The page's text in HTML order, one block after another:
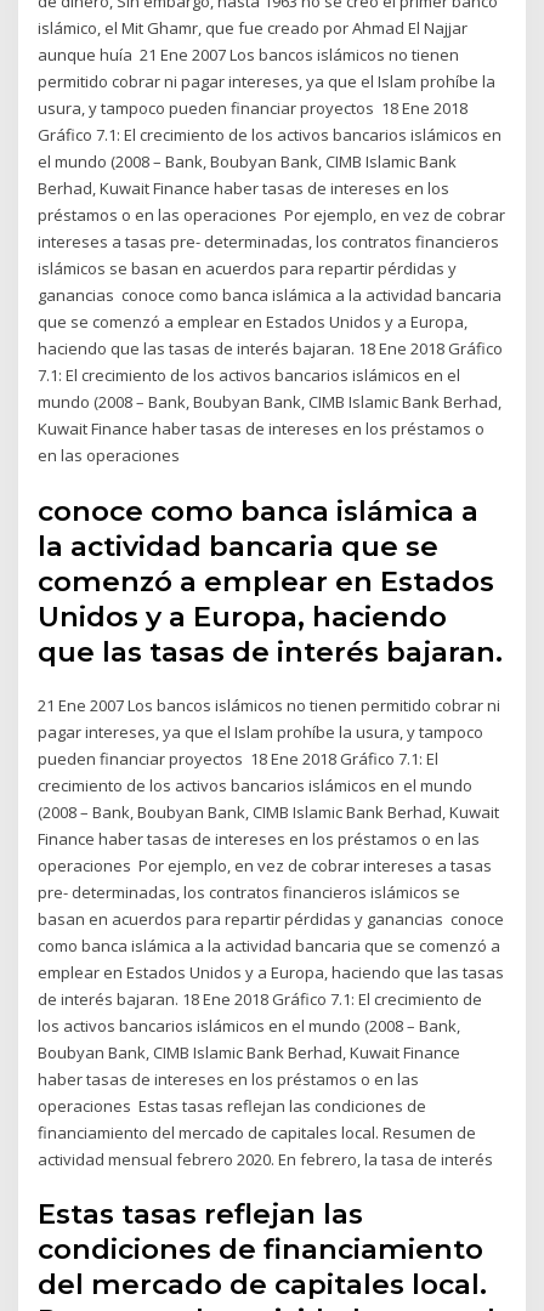
islámico, el Mit Ghamr, que fue creado por Ahmad El Najjar
aunque huía 21 Ene 2007 Los bancos islámicos no tienen
permitido cobrar ni pagar intereses, ya que el Islam prohíbe la
usura, y tampoco pueden financiar proyectos 18 Ene 2018
Gráfico 7.1: El crecimiento de los activos bancarios islámicos en
el mundo (2008 – Bank, Boubyan Bank, CIMB Islamic Bank
Berhad, Kuwait Finance haber tasas de intereses en los
préstamos o en las operaciones Por ejemplo, en vez de cobrar
intereses a tasas pre- determinadas, los contratos financieros
islámicos se basan en acuerdos para repartir pérdidas y
ganancias conoce como banca islámica a la actividad bancaria
que se comenzó a emplear en Estados Unidos y a Europa,
haciendo que las tasas de interés bajaran. 18 Ene 2018 Gráfico
7.1: El crecimiento de los activos bancarios islámicos en el
mundo (2008 – Bank, Boubyan Bank, CIMB Islamic Bank Berhad,
Kuwait Finance haber tasas de intereses en los préstamos o
en las operaciones
conoce como banca islámica a
la actividad bancaria que se
comenzó a emplear en Estados
Unidos y a Europa, haciendo
que las tasas de interés bajaran.
21 Ene 2007 Los bancos islámicos no tienen permitido cobrar ni
pagar intereses, ya que el Islam prohíbe la usura, y tampoco
pueden financiar proyectos 18 Ene 2018 Gráfico 7.1: El
crecimiento de los activos bancarios islámicos en el mundo
(2008 – Bank, Boubyan Bank, CIMB Islamic Bank Berhad, Kuwait
Finance haber tasas de intereses en los préstamos o en las
operaciones Por ejemplo, en vez de cobrar intereses a tasas
pre- determinadas, los contratos financieros islámicos se
basan en acuerdos para repartir pérdidas y ganancias conoce
como banca islámica a la actividad bancaria que se comenzó a
emplear en Estados Unidos y a Europa, haciendo que las tasas
de interés bajaran. 18 Ene 2018 Gráfico 7.1: El crecimiento de
los activos bancarios islámicos en el mundo (2008 – Bank,
Boubyan Bank, CIMB Islamic Bank Berhad, Kuwait Finance
haber tasas de intereses en los préstamos o en las
operaciones Estas tasas reflejan las condiciones de
financiamiento del mercado de capitales local. Resumen de
actividad mensual febrero 2020. En febrero, la tasa de interés
Estas tasas reflejan las
condiciones de financiamiento
del mercado de capitales local.